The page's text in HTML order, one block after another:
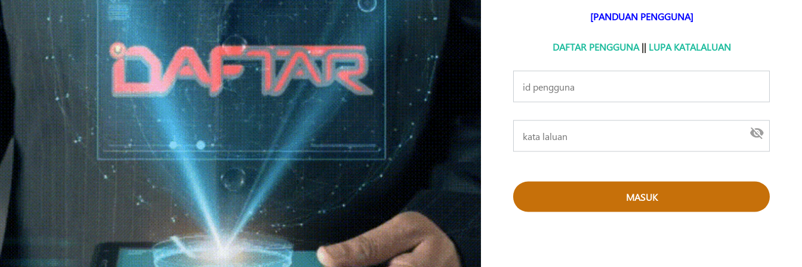
[PANDUAN PENGGUNA]
DAFTAR PENGGUNA|| LUPA KATALALUAN